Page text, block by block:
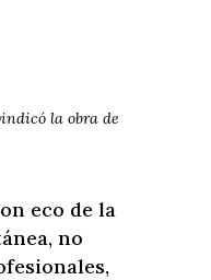
la obra de
eco de la
no